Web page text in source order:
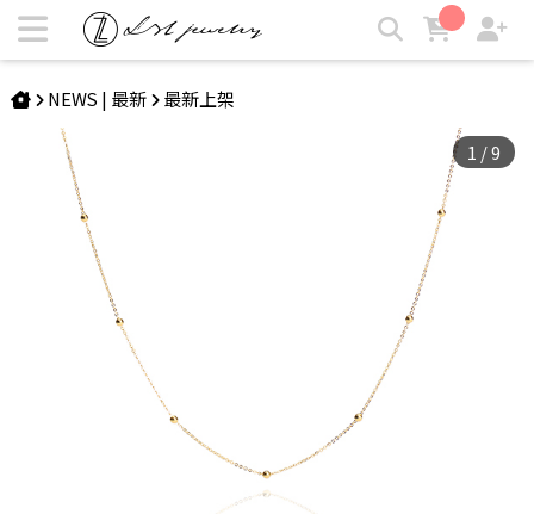
EPOCH | 18K細圓珠項鍊 | LZL Jewelry 輕珠寶飾品
NEWS | 最新 最新上架
1 /9